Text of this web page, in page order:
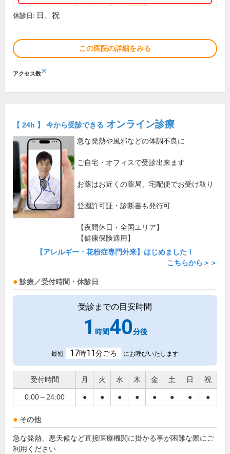
休診日: 日、祝
この医院の詳細をみる
アクセス数※
【 24h 】 今から受診できる オンライン診療
急な発熱や風邪などの体調不良に
ご自宅・オフィスで受診出来ます
お薬はお近くの薬局、宅配便でお受け取り
登園許可証・診断書も発行可
【夜間休日・全国エリア】
【健康保険適用】
【アレルギー・花粉症専門外来】はじめました！
こちらから＞＞
診療／受付時間・休診日
受診までの目安時間
1 時間40分後
最短 17時11分ごろ にお呼びいたします
受付時間 月 火 水 木 金 土 日 祝
0:00～24:00 ● ● ● ● ● ● ● ●
その他
急な発熱、悪天候など直接医療機関に掛かる事が困難な際にご
利用ください